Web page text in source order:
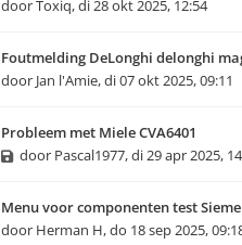
doorToxiq,di 28 okt 2025, 12:54
Foutmelding DeLonghi delonghi
door Jan l'Amie,di 07 okt 2025, 09:11
Probleem met Miele CVA6401
door Pascal1977,di 29 apr 2025,
Menu voor componenten test
door Herman H,do 18 sep 2025,